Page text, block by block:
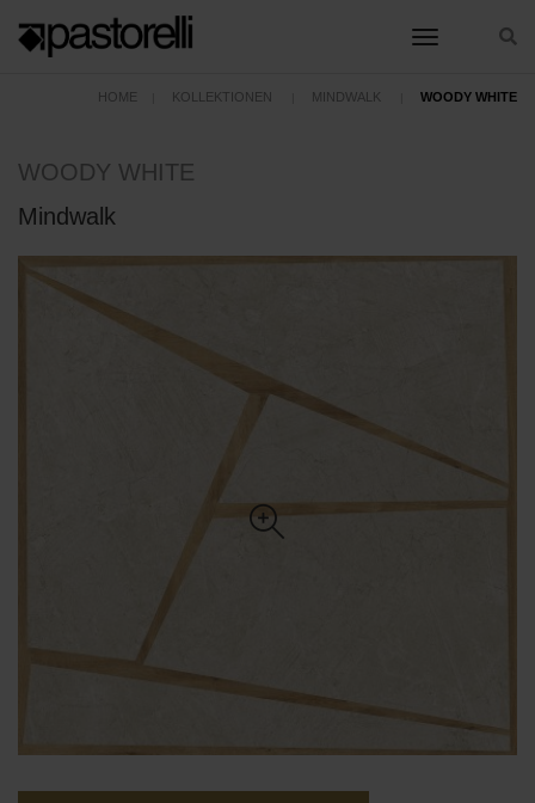
toggle
HOME KOLLEKTIONEN MINDWALK WOODY WHITE
WOODY WHITE
Mindwalk